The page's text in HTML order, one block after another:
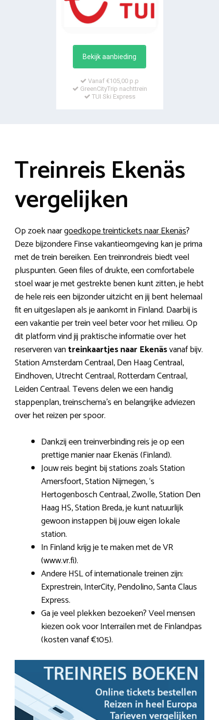
Bekijk aanbieding
Vanaf €105,00 p.p
GreenCityTrip nachttrein
TUI Ski Express
Treinreis Ekenäs
vergelijken
Op zoek naargoedkope treintickets naar Ekenäs?
Deze bijzondere Finse vakantieomgeving kan je prima
met de trein bereiken. Een treinrondreis biedt veel
pluspunten. Geen files of drukte, een comfortabele
stoel waar je met gestrekte benen kunt zitten, je hebt
de hele reis een bijzonder uitzicht en jij bent helemaal
fit en uitgeslapen als je aankomt in Finland. Daarbij is
een vakantie per trein veel beter voor het milieu. Op
dit platform vind jij praktische informatie over het
reserveren vantreinkaartjes naar Ekenäsvanaf bijv.
Station Amsterdam Centraal, Den Haag Centraal,
Eindhoven, Utrecht Centraal, Rotterdam Centraal,
Leiden Centraal. Tevens delen we een handig
stappenplan, treinschema’s en belangrijke adviezen
over het reizen per spoor.
Dankzij een treinverbinding reis je op een
prettige manier naar Ekenäs (Finland).
Jouw reis begint bij stations zoals Station
Amersfoort, Station Nijmegen, ‘s
Hertogenbosch Centraal, Zwolle, Station Den
Haag HS, Station Breda, je kunt natuurlijk
gewoon instappen bij jouw eigen lokale
station.
In Finland krijg je te maken met de VR
(www.vr.fi).
Andere HSL of internationale treinen zijn:
Exprestrein, InterCity, Pendolino, Santa Claus
Express.
Ga je veel plekken bezoeken? Veel mensen
kiezen ook voor Interrailen met de Finlandpas
(kosten vanaf €105).